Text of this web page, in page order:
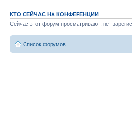
КТО СЕЙЧАС НА КОНФЕРЕНЦИИ
Сейчас этот форум просматривают: нет
Список форумов